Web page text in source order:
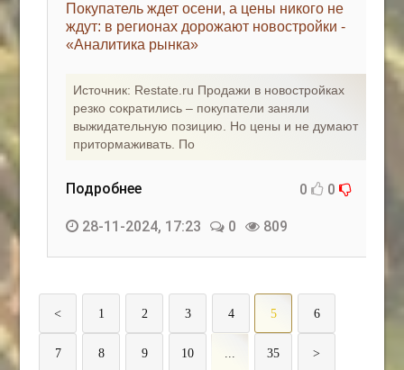
Покупатель ждет осени, а цены никого не
ждут: в регионах дорожают новостройки -
«Аналитика рынка»
Источник: Restate.ru Продажи в новостройках
резко сократились – покупатели заняли
выжидательную позицию. Но цены и не думают
притормаживать. По
Подробнее 0 0
28-11-2024, 17:23 0 809
< 1 2 3 4 5 6
7 8 9 10 ... 35 >